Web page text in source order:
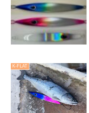
K-FLAT